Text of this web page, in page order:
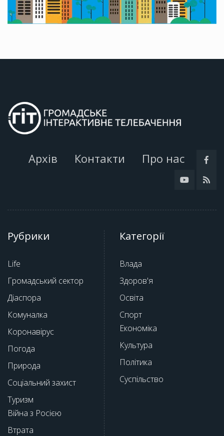
Архів Контакти Про нас
Рубрики
Life
Громадський сектор
Діаспора
Комуналка
Коронавірус
Погода
Природа
Соціальний захист
Туризм
Війна з Росією
Втрата
Категорії
Влада
Здоров'я
Освіта
Спорт
Економіка
Культура
Політика
Суспільство